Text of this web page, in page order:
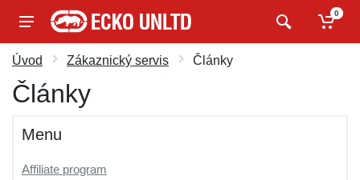
0
Úvod Zákaznický servis Články
Články
Menu
Affiliate program